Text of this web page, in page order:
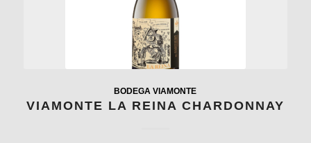
BODEGA VIAMONTE
VIAMONTE LA REINA CHARDONNAY